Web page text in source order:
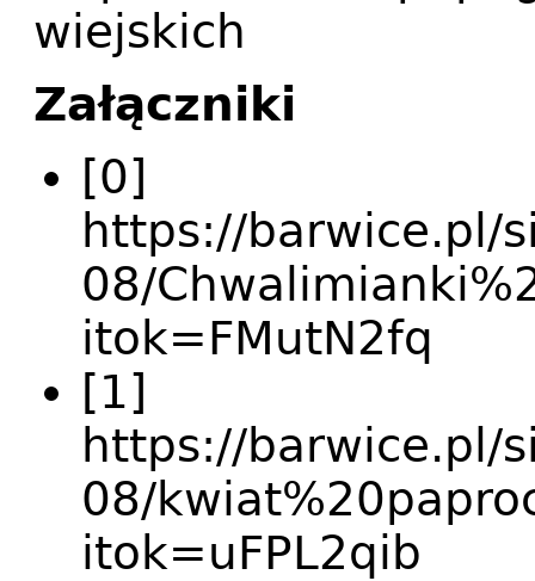
wiejskich
Załączniki
[0]
https://barwice.pl/
08/
itok=FMutN2fq
[1]
https://barwice.pl/
08/
itok=uFPL2qib